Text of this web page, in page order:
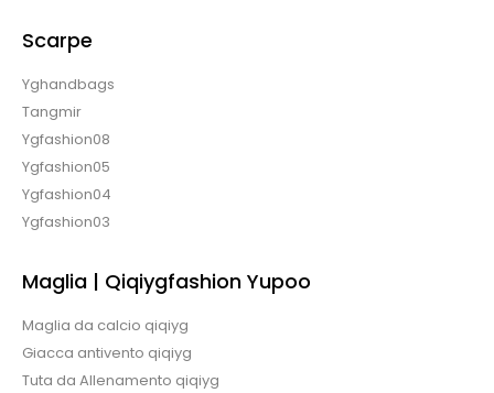
Scarpe
Yghandbags
Tangmir
Ygfashion08
Ygfashion05
Ygfashion04
Ygfashion03
Maglia | Qiqiygfashion Yupoo
Maglia da calcio qiqiyg
Giacca antivento qiqiyg
Tuta da Allenamento qiqiyg